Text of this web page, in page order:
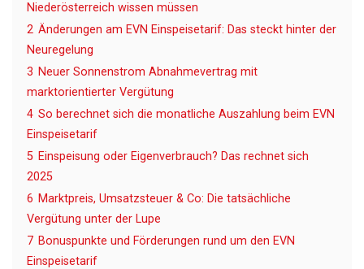
Niederösterreich wissen müssen
2 Änderungen am EVN Einspeisetarif: Das steckt hinter der
Neuregelung
3 Neuer Sonnenstrom Abnahmevertrag mit
marktorientierter Vergütung
4 So berechnet sich die monatliche Auszahlung beim EVN
Einspeisetarif
5 Einspeisung oder Eigenverbrauch? Das rechnet sich
2025
6 Marktpreis, Umsatzsteuer & Co: Die tatsächliche
Vergütung unter der Lupe
7 Bonuspunkte und Förderungen rund um den EVN
Einspeisetarif